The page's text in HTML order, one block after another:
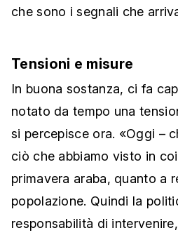
che sono i segnali che
Tensioni e misure
In buona sostanza, ci fa
notato da tempo una
si percepisce ora. «Oggi –
ciò che abbiamo visto in
primavera araba, quanto a
popolazione. Quindi la
responsabilità di